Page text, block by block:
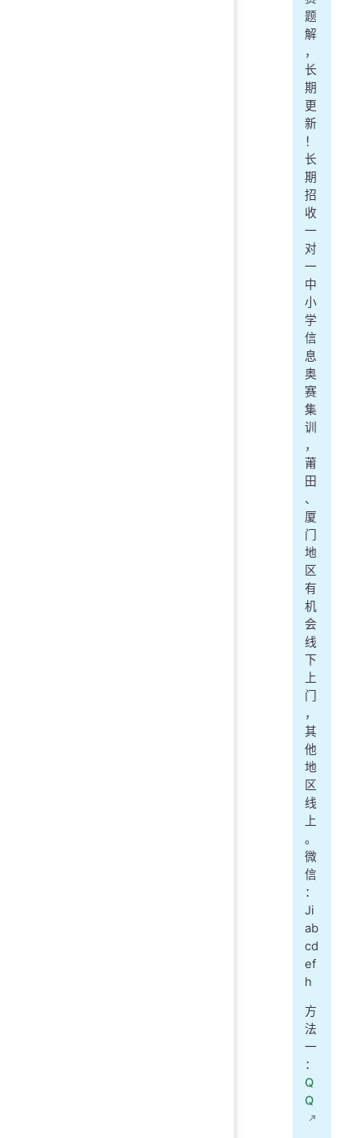
题
解
，
长
期
更
新
！
长
期
招
收
一
对
一
中
小
学
信
息
奥
赛
集
训
，
莆
田
、
厦
门
地
区
有
机
会
线
下
上
门
，
其
他
地
区
线
上
。
微
信
：
Ji
ab
cd
ef
h
方
法
一
：
Q
Q